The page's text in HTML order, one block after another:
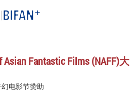
Asian Fantastic Films (NAFF)大
电影节赞助